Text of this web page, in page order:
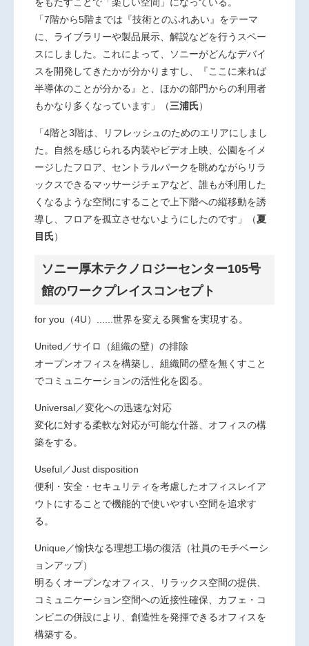
「7階から5階までは『技術とのふれあい』をテーマ
に、ライブラリーや製品展示、解説などを行うスペー
スにしました。これによって、ソニーがどんなデバイ
スを開発してきたかが分かりますし、『ここに来れば
半導体のことが分かる』と、ほかの部門からの利用者
もかなり多くなっています」（三浦氏）
「4階と3階は、リフレッシュのためのエリアにしまし
た。自然を感じられる内装やビデオ上映、公園をイメ
ージしたフロア、セントラルパークを眺めながらリラ
ックスできるマッサージチェアなど、誰もが利用した
くなるような空間にすることで上下階への縦移動を誘
導し、フロアを孤立させないようにしたのです」（夏
目氏）
ソニー厚木テクノロジーセンター105号
館のワークプレイスコンセプト
for you（4U） ......世界を変える興奮を実現する。
United ／サイロ（組織の壁）の排除
オープンオフィスを構築し、組織間の壁を無くすこと
でコミュニケーションの活性化を図る。
Universal／変化への迅速な対応
変化に対する柔軟な対応が可能な什器、オフィスの構
築をする。
Useful／Just disposition
便利・安全・セキュリティを考慮したオフィスレイア
ウトにすることで機能的で使いやすい空間を追求す
る。
Unique／愉快なる理想工場の復活（社員のモチベーシ
ョンアップ）
明るくオープンなオフィス、リラックス空間の提供、
コミュニケーション空間への近接性確保、カフェ・コ
ンビニの併設により、創造性を発揮できるオフィスを
構築する。